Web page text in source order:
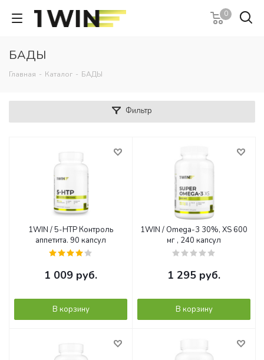
0
БАДЫ
Главная - Каталог - БАДЫ
Фильтр
1WIN / 5-HTP Контроль
аппетита. 90 капсул
1 009 руб.
В корзину
1WIN / Omega-3 30%, XS 600
мг , 240 капсул
1 295 руб.
В корзину